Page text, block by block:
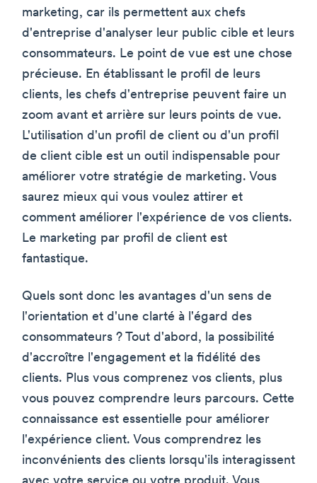
marketing, car ils permettent aux chefs
d'entreprise d'analyser leur public cible et leurs
consommateurs. Le point de vue est une chose
précieuse. En établissant le profil de leurs
clients, les chefs d'entreprise peuvent faire un
zoom avant et arrière sur leurs points de vue.
L'utilisation d'un profil de client ou d'un profil
de client cible est un outil indispensable pour
améliorer votre stratégie de marketing. Vous
saurez mieux qui vous voulez attirer et
comment améliorer l'expérience de vos clients.
Le marketing par profil de client est
fantastique.
Quels sont donc les avantages d'un sens de
l'orientation et d'une clarté à l'égard des
consommateurs ? Tout d'abord, la possibilité
d'accroître l'engagement et la fidélité des
clients. Plus vous comprenez vos clients, plus
vous pouvez comprendre leurs parcours. Cette
connaissance est essentielle pour améliorer
l'expérience client. Vous comprendrez les
inconvénients des clients lorsqu'ils interagissent